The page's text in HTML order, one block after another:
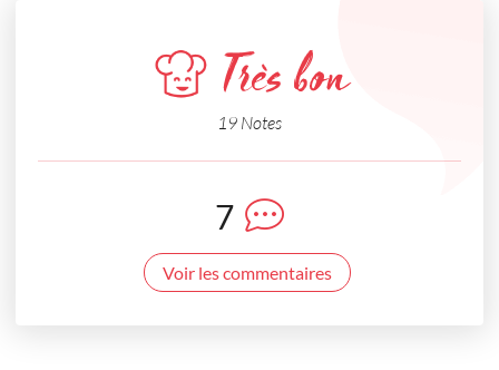
Très bon
19 Notes
7
Voir les commentaires